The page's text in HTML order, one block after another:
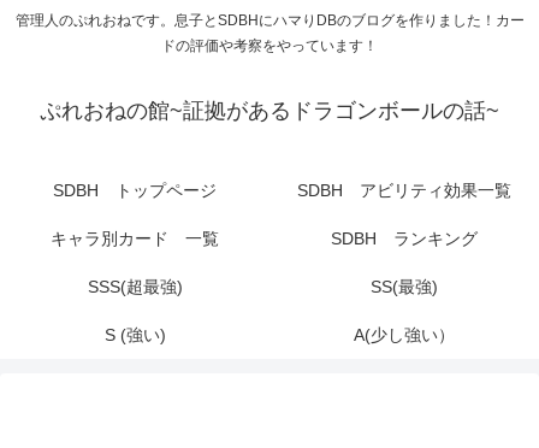
管理人のぷれおねです。息子とSDBHにハマりDBのブログを作りました！カー
ドの評価や考察をやっています！
ぷれおねの館~証拠があるドラゴンボールの話~
SDBH トップページ SDBH アビリティ効果一覧
キャラ別カード 一覧 SDBH ランキング
SSS(超最強) SS(最強)
S (強い) A(少し強い）